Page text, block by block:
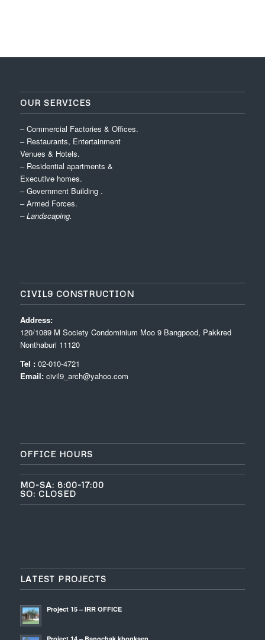
OUR SERVICES
– Commercial Factories & Offices.
– Restaurants, Entertainment
Venues & Hotels.
– Residential apartments &
Executive homes.
– Government Building .
– Armed Forces.
– Landscaping.
CIVIL9 CONSTRUCTION
Address:
120/1089 M Society Condominium Moo 9 Bangpood, Pakkred
Nonthaburi 11120
Tel :02-010-4721
Email: civil9_arch@yahoo.com
OFFICE HOURS
MO-SA: 8:00-17:00
SO: CLOSED
LATEST PROJECTS
Project 15 – IRR OFFICE